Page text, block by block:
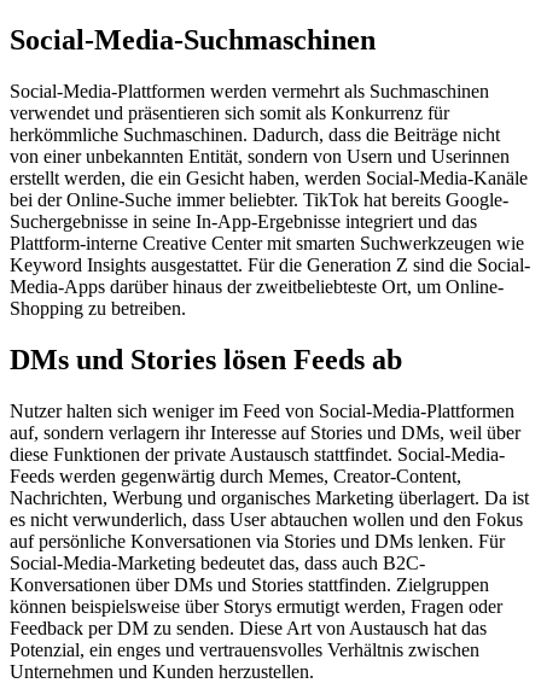
Social-Media-Suchmaschinen
Social-Media-Plattformen werden vermehrt als Suchmaschinen
verwendet und präsentieren sich somit als Konkurrenz für
herkömmliche Suchmaschinen. Dadurch, dass die Beiträge nicht
von einer unbekannten Entität, sondern von Usern und Userinnen
erstellt werden, die ein Gesicht haben, werden Social-Media-Kanäle
bei der Online-Suche immer beliebter. TikTok hat bereits Google-
Suchergebnisse in seine In-App-Ergebnisse integriert und das
Plattform-interne Creative Center mit smarten Suchwerkzeugen wie
Keyword Insights ausgestattet. Für die Generation Z sind die Social-
Media-Apps darüber hinaus der zweitbeliebteste Ort, um Online-
Shopping zu betreiben.
DMs und Stories lösen Feeds ab
Nutzer halten sich weniger im Feed von Social-Media-Plattformen
auf, sondern verlagern ihr Interesse auf Stories und DMs, weil über
diese Funktionen der private Austausch stattfindet. Social-Media-
Feeds werden gegenwärtig durch Memes, Creator-Content,
Nachrichten, Werbung und organisches Marketing überlagert. Da ist
es nicht verwunderlich, dass User abtauchen wollen und den Fokus
auf persönliche Konversationen via Stories und DMs lenken. Für
Social-Media-Marketing bedeutet das, dass auch B2C-
Konversationen über DMs und Stories stattfinden. Zielgruppen
können beispielsweise über Storys ermutigt werden, Fragen oder
Feedback per DM zu senden. Diese Art von Austausch hat das
Potenzial, ein enges und vertrauensvolles Verhältnis zwischen
Unternehmen und Kunden herzustellen.